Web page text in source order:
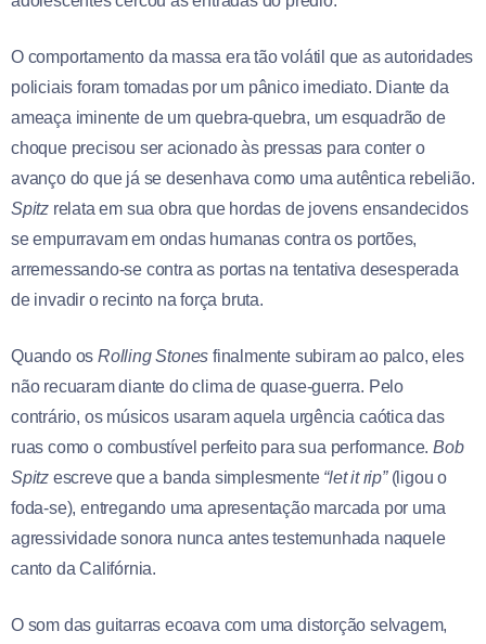
O comportamento da massa era tão volátil que as autoridades
policiais foram tomadas por um pânico imediato. Diante da
ameaça iminente de um quebra-quebra, um esquadrão de
choque precisou ser acionado às pressas para conter o
avanço do que já se desenhava como uma autêntica rebelião.
Spitz relata em sua obra que hordas de jovens ensandecidos
se empurravam em ondas humanas contra os portões,
arremessando-se contra as portas na tentativa desesperada
de invadir o recinto na força bruta.
Quando os Rolling Stones finalmente subiram ao palco, eles
não recuaram diante do clima de quase-guerra. Pelo
contrário, os músicos usaram aquela urgência caótica das
ruas como o combustível perfeito para sua performance. Bob
Spitz escreve que a banda simplesmente “let it rip”(ligou o
foda-se), entregando uma apresentação marcada por uma
agressividade sonora nunca antes testemunhada naquele
canto da Califórnia.
O som das guitarras ecoava com uma distorção selvagem,